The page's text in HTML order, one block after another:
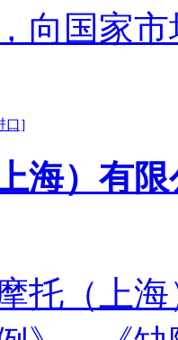
向国家
口]
海）有
托（上